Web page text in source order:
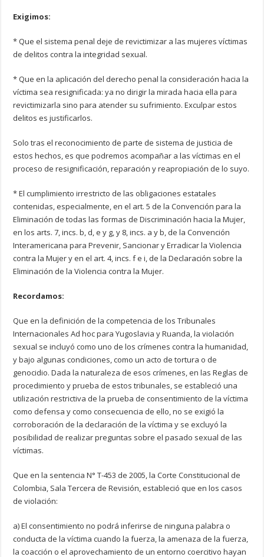
Exigimos:
* Que el sistema penal deje de revictimizar a las mujeres víctimas
de delitos contra la integridad sexual.
* Que en la aplicación del derecho penal la consideración hacia la
víctima sea resignificada: ya no dirigir la mirada hacia ella para
revictimizarla sino para atender su sufrimiento. Exculpar estos
delitos es justificarlos.
Solo tras el reconocimiento de parte de sistema de justicia de
estos hechos, es que podremos acompañar a las víctimas en el
proceso de resignificación, reparación y reapropiación de lo suyo.
* El cumplimiento irrestricto de las obligaciones estatales
contenidas, especialmente, en el art. 5 de la Convención para la
Eliminación de todas las formas de Discriminación hacia la Mujer,
en los arts. 7, incs. b, d, e y g, y 8, incs. a y b, de la Convención
Interamericana para Prevenir, Sancionar y Erradicar la Violencia
contra la Mujer y en el art. 4, incs. f e i, de la Declaración sobre la
Eliminación de la Violencia contra la Mujer.
Recordamos:
Que en la definición de la competencia de los Tribunales
Internacionales Ad hoc para Yugoslavia y Ruanda, la violación
sexual se incluyó como uno de los crímenes contra la humanidad,
y bajo algunas condiciones, como un acto de tortura o de
genocidio. Dada la naturaleza de esos crímenes, en las Reglas de
procedimiento y prueba de estos tribunales, se estableció una
utilización restrictiva de la prueba de consentimiento de la víctima
como defensa y como consecuencia de ello, no se exigió la
corroboración de la declaración de la víctima y se excluyó la
posibilidad de realizar preguntas sobre el pasado sexual de las
víctimas.
Que en la sentencia N° T-453 de 2005, la Corte Constitucional de
Colombia, Sala Tercera de Revisión, estableció que en los casos
de violación:
a) El consentimiento no podrá inferirse de ninguna palabra o
conducta de la víctima cuando la fuerza, la amenaza de la fuerza,
la coacción o el aprovechamiento de un entorno coercitivo hayan